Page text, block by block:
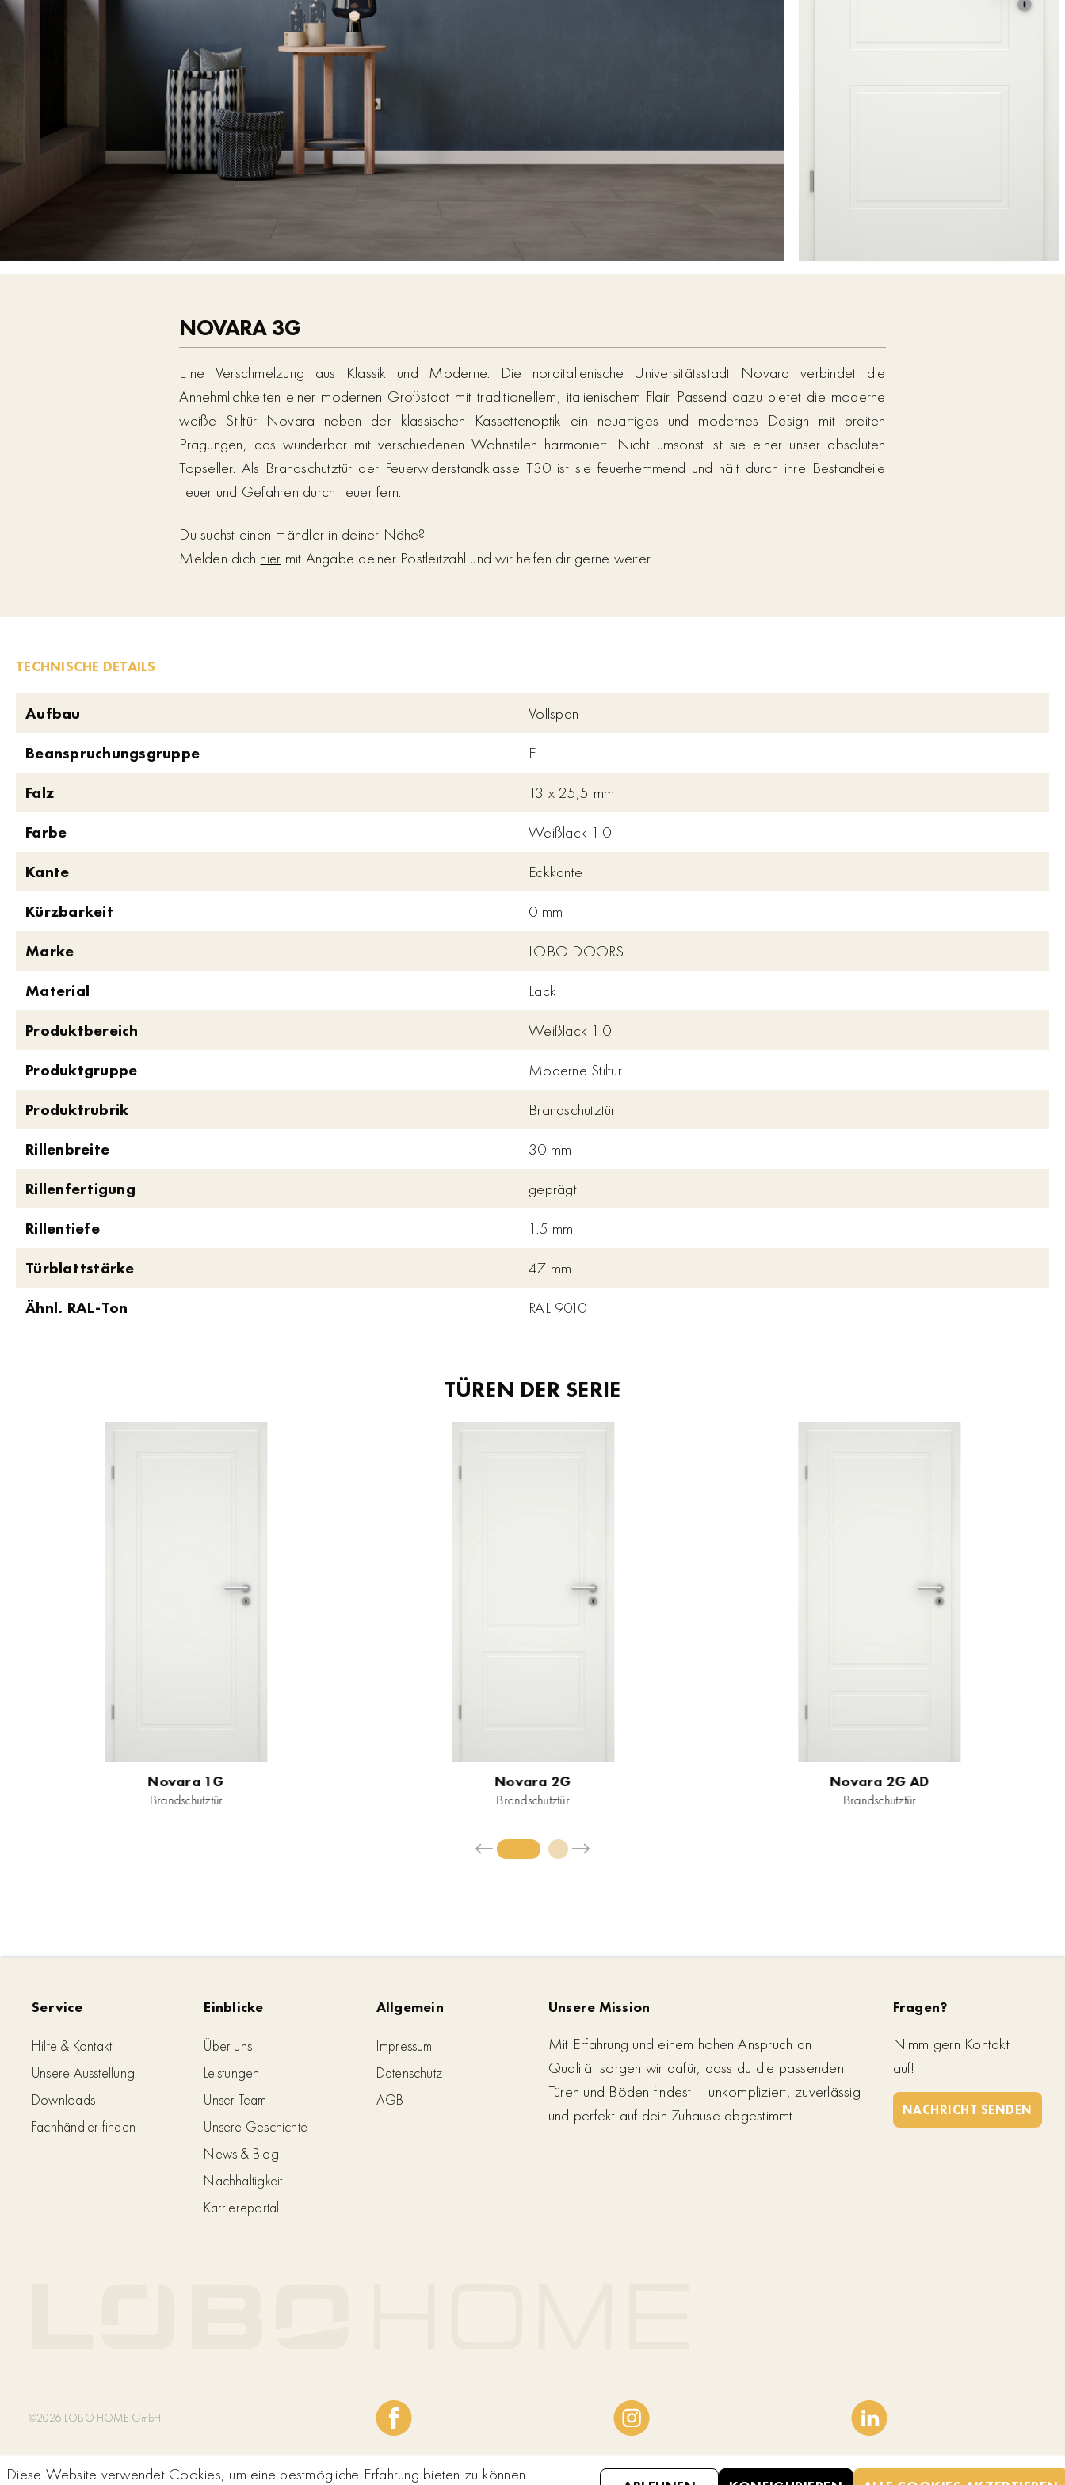
NOVARA 3G
Eine Verschmelzung aus Klassik und Moderne: Die norditalienische Universitätsstadt Novara verbindet die
Annehmlichkeiten einer modernen Großstadt mit traditionellem, italienischem Flair. Passend dazu bietet die moderne
weiße Stiltür Novara neben der klassischen Kassettenoptik ein neuartiges und modernes Design mit breiten
Prägungen, das wunderbar mit verschiedenen Wohnstilen harmoniert. Nicht umsonst ist sie einer unser absoluten
Topseller. Als Brandschutztür der Feuerwiderstandklasse T30 ist sie feuerhemmend und hält durch ihre Bestandteile
Feuer und Gefahren durch Feuer fern.
Du suchst einen Händler in deiner Nähe?
Melden dich hier mit Angabe deiner Postleitzahl und wir helfen dir gerne weiter.
TECHNISCHE DETAILS
Aufbau
Vollspan
Beanspruchungsgruppe
E
Falz
13 x 25,5 mm
Farbe
Weißlack 1.0
Kante
Eckkante
Kürzbarkeit
0 mm
Marke
LOBO DOORS
Material
Lack
Produktbereich
Weißlack 1.0
Produktgruppe
Moderne Stiltür
Produktrubrik
Brandschutztür
Rillenbreite
30 mm
Rillenfertigung
geprägt
Rillentiefe
1.5 mm
Türblattstärke
47 mm
Ähnl. RAL-Ton
RAL 9010
TÜREN DER SERIE
Novara 1G
Brandschutztür
Novara 2G
Brandschutztür
Novara 2G AD
Brandschutztür
Service
Hilfe & Kontakt
Unsere Ausstellung
Downloads
Fachhändler finden
Einblicke
Über uns
Leistungen
Unser Team
Unsere Geschichte
News & Blog
Nachhaltigkeit
Karriereportal
Allgemein
Impressum
Datenschutz
AGB
Unsere Mission
Mit Erfahrung und einem hohen Anspruch an
Qualität sorgen wir dafür, dass du die passenden
Türen und Böden findest – unkompliziert, zuverlässig
und perfekt auf dein Zuhause abgestimmt.
Fragen?
Nimm gern Kontakt
auf!
NACHRICHT SENDEN
©2026 LOBO HOME GmbH
Diese Website verwendet Cookies, um eine bestmögliche Erfahrung bieten zu können.